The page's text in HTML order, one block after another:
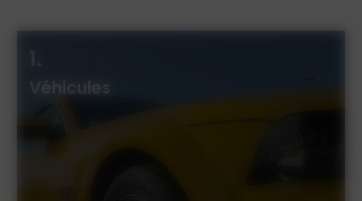
Véhicules